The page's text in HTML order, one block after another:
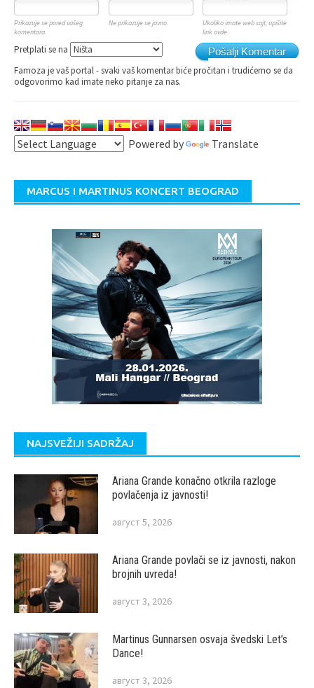
Prikazuje se pored vašeg
komentara.
Ne prikazuje se javno.
Ukoliko imate web sajt, upišite
link ovde.
Pošalji Komentar
Pretplati se na
Famoza je vaš portal - svaki vaš komentar biće pročitan i trudićemo se da
odgovorimo kad imate neko pitanje za nas.
Powered by Translate
MARCUS I MARTINUS KONCERT BEOGRAD
NAJSVEŽIJI SADRŽAJ
Ariana Grande konačno otkrila razloge
povlačenja iz javnosti!
август 5, 2026
Ariana Grande povlači se iz javnosti, nakon
brojnih uvreda!
август 3, 2026
Martinus Gunnarsen osvaja švedski Let’s
Dance!
август 3, 2026